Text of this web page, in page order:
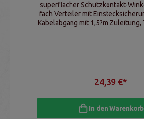
superflacher Schutzkontakt-
fach Verteiler mit
Kabelabgang mit 1,5?m Zuleitung,
24,39 €*
In den Warenkorb